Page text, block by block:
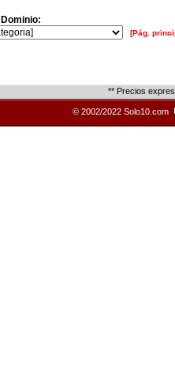
[Pág.
** Precios
© 2002/2022 Solo10.com